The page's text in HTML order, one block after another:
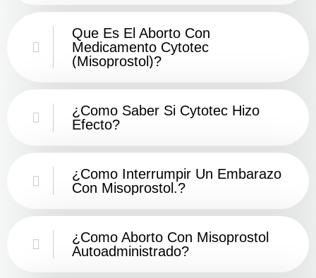
Que Es El Aborto Con
Medicamento Cytotec
(misoprostol)?
¿Como Saber Si Cytotec Hizo
Efecto?
¿como Interrumpir Un Embarazo
Con Misoprostol.?
¿Como Aborto Con Misoprostol
Autoadministrado?